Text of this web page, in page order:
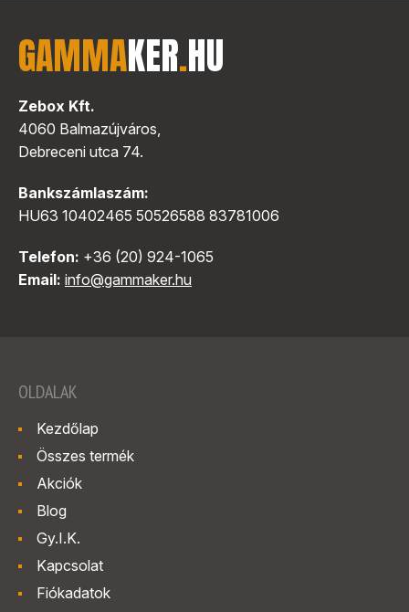
GAMMAKER.HU
Zebox Kft.
4060 Balmazújváros,
Debreceni utca 74.
Bankszámlaszám:
HU63 10402465 50526588 83781006
Telefon: +36 (20) 924-1065
Email: info@gammaker.hu
OLDALAK
Kezdőlap
Összes termék
Akciók
Blog
Gy.I.K.
Kapcsolat
Fiókadatok